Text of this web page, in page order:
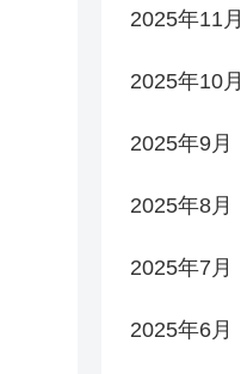
2025年11月
2025年10月
2025年9月
2025年8月
2025年7月
2025年6月